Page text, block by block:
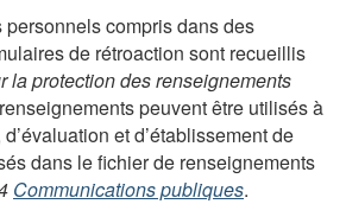
compris dans des
de rétroaction sont recueillis
la protection des renseignements
peuvent être utilisés à
et d’établissement de
dans le fichier de renseignements
Communications publiques.